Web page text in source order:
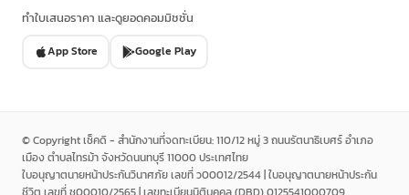
ทำใบเสนอราคา และดูยอดคอมมิชชั่น
App Store Google Play
© Copyright เช็คดิ - สำนักงานที่จดทะเบียน: 110/12 หมู่ 3 ถนนรัตนาธิเบศร์ อำเภอ
เมือง ตำบลไทรม้า จังหวัดนนทบุรี 11000 ประเทศไทย
ใบอนุญาตนายหน้าประกันวินาศภัย เลขที่ ว00012/2544 | ใบอนุญาตนายหน้าประกัน